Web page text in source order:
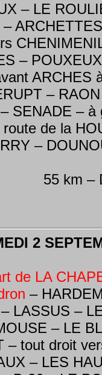
– LE
–
ARCHES
–
SENADE –
de la
–
55 km –
2
de LA
–
LASSUS –
– LE
– tout droit
– LES